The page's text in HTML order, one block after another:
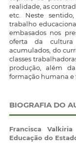
realidade, as
etc. Neste
trabalho
embasados nos
oferta da cultura
acumulados, do
classes
produção, além
formação humana e
BIOGRAFIA DO
Francisca
Educação do